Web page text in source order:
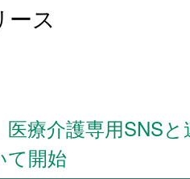
ース
医療介護専用SNS
て開始